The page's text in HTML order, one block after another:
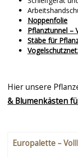
Noppenfolie
Pflanztunnel –
Stäbe für
Hier unsere
& Blumenkästen
Europalette –